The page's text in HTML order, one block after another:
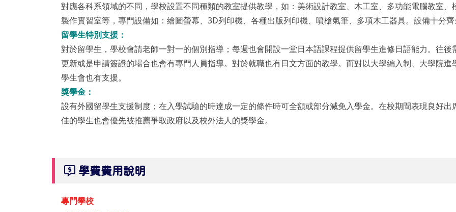
對應各科系領域的不同，學校設置不同種類的教室提供教學，如：美術設計教室、木工室、多功能電腦教室、
製作實習室等，專門設備如：繪圖螢幕、3D列印機、各種出版列印機、噴槍氣筆、多項木工器具。設備十分齊
留學生特別支援：
對於留學生，學校會請老師一對一的個別指導；每週也會開設一堂日本語課程提供留學生進修日語能力。往後
更新或是申請簽證的場合也會有專門人員指導。對於就職也有日文方面的教學。而對以大學編入制、大學院進
學生會也有支援。
獎學金：
設有外國留學生支援制度；在入學試驗的時達成一定的條件時可全額或部分減免入學金。在校期間表現良好出
佳的學生也會優先被推薦爭取政府以及校外法人的獎學金。
學費費用說明
專門學校